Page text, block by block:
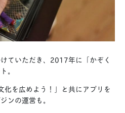
ていただき、2017年に「かぞく
。
を広めよう！」と共にアプリを
ンの運営も。